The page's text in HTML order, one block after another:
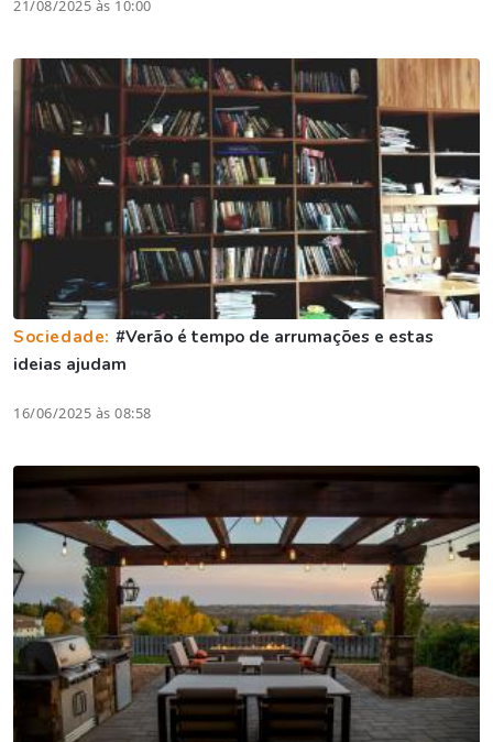
21/08/2025 às 10:00
Sociedade: #Verão é tempo de arrumações e estas
ideias ajudam
16/06/2025 às 08:58